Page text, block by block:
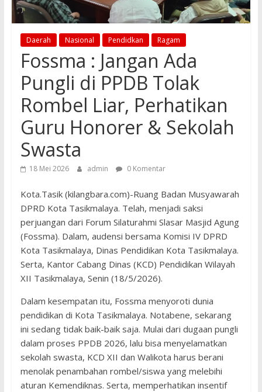
Daerah Nasional Pendidkan Ragam
Fossma : Jangan Ada
Pungli di PPDB Tolak
Rombel Liar, Perhatikan
Guru Honorer & Sekolah
Swasta
18 Mei 2026 admin 0 Komentar
Kota.Tasik (kilangbara.com)-Ruang Badan Musyawarah
DPRD Kota Tasikmalaya. Telah, menjadi saksi
perjuangan dari Forum Silaturahmi Slasar Masjid Agung
(Fossma). Dalam, audensi bersama Komisi IV DPRD
Kota Tasikmalaya, Dinas Pendidikan Kota Tasikmalaya.
Serta, Kantor Cabang Dinas (KCD) Pendidikan Wilayah
XII Tasikmalaya, Senin (18/5/2026).
Dalam kesempatan itu, Fossma menyoroti dunia
pendidikan di Kota Tasikmalaya. Notabene, sekarang
ini sedang tidak baik-baik saja. Mulai dari dugaan pungli
dalam proses PPDB 2026, lalu bisa menyelamatkan
sekolah swasta, KCD XII dan Walikota harus berani
menolak penambahan rombel/siswa yang melebihi
aturan Kemendiknas. Serta, memperhatikan insentif